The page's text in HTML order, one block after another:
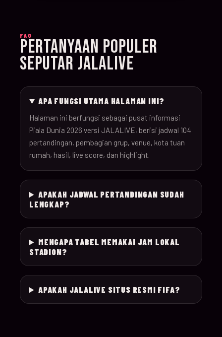
26
023
17-Jun-
12:00
17-Jun-
26
18-Jun-
26
12:00
18-Jun-
26
Switzerland v
Herzegovina
027
18-Jun-
15:00 Canada v Qatar
028
26
19:00 Mexico v South
029 21:00 Brazil v Haiti
FAQ
PERTANYAAN POPULER
SEPUTAR JALALIVE
APA FUNGSI UTAMA HALAMAN INI?
Halaman ini berfungsi sebagai pusat informasi
Piala Dunia 2026 versi JALALIVE, berisi jadwal 104
pertandingan, pembagian grup, venue, kota tuan
rumah, hasil, live score, dan highlight.
APAKAH JADWAL PERTANDINGAN SUDAH
LENGKAP?
MENGAPA TABEL MEMAKAI JAM LOKAL
STADION?
APAKAH JALALIVE SITUS RESMI FIFA?